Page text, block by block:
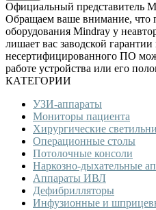
Официальный представитель
Обращаем ваше внимание, что
оборудования Mindray у
лишает вас заводской
несертифицированного ПО
работе устройства или его
КАТЕГОРИИ
УЗИ-аппараты
Мониторы пациента
Хирургические
Операционные столы
Потолочные консоли
Наркозно-дыхательные
Аппараты ИВЛ
Дефибрилляторы
Инфузионные и